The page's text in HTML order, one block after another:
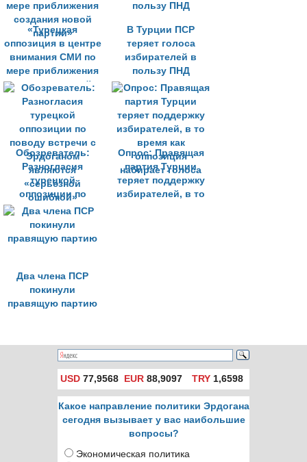
«Турецкая
оппозиция в центре
внимания СМИ по
мере приближения
создания новой
партии»
В Турции ПСР
теряет голоса
избирателей в
пользу ПНД
Обозреватель:
Разногласия
турецкой
оппозиции по
поводу встречи с
Эрдоганом
являются
Опрос: Правящая
партия Турции
теряет поддержку
избирателей, в то
Два члена ПСР
покинули
правящую партию
USD 77,9568 EUR 88,9097 TRY1,6598
Какое направление политики Эрдогана
сегодня вызывает у вас наибольшие
вопросы?
Экономическая политика